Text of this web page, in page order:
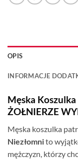
OPIS
INFORMACJE
Męska
ŻOŁNIERZE
Męska koszulka
Niezłomnito
mężczyzn, którzy